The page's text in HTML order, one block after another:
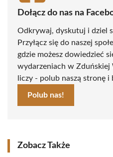
Dołącz do nas na
Odkrywaj, dyskutuj i dziel
Przyłącz się do naszej
gdzie możesz dowiedzieć
wydarzeniach w Zduńskiej
liczy - polub naszą stronę i
Polub nas!
Zobacz Także